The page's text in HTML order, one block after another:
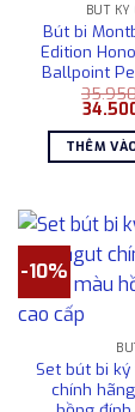
BÚT KÝ
Bút bi
Edition
Ballpoint
Giá
là:
THÊM
-10%
Set bút bi
chính